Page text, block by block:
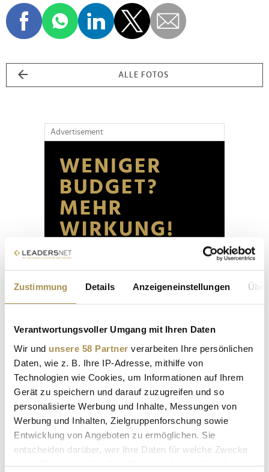
Zustimmung Details Anzeigeneinstellungen
Verantwortungsvoller Umgang mit Ihren Daten
Wir und unsere 58 Partner verarbeiten Ihre persönlichen
Daten, wie z. B. Ihre IP-Adresse, mithilfe von
Technologien wie Cookies, um Informationen auf Ihrem
Gerät zu speichern und darauf zuzugreifen und so
personalisierte Werbung und Inhalte, Messungen von
Werbung und Inhalten, Zielgruppenforschung sowie
Entwicklung von Angeboten zu ermöglichen. Sie
entscheiden darüber, wer Ihre Daten für welche Zwecke
ALLE FOTOS
Advertisement